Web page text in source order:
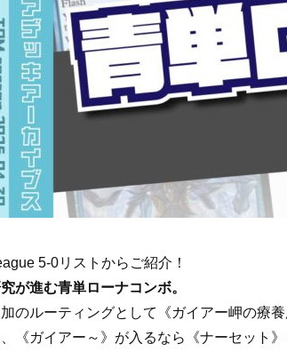
5-0リストからご紹介！
が進む青単ローナコンボ。
のルーティングとして《ガイアー岬の療
、《ガイアー～》が入るなら《ナーセット